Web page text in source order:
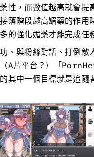
性，而數值越高就會提
落階段越高媚藥的作用
的強化媚藥才能完成任
、與粉絲對話、打倒敵
A片平台？）「
其中一個目標就是追隨